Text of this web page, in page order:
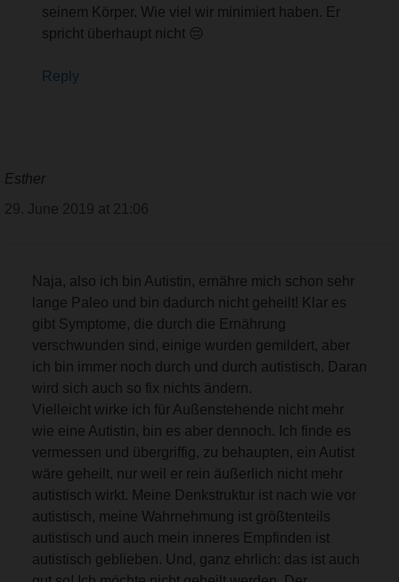
seinem Körper. Wie viel wir minimiert haben. Er
spricht überhaupt nicht 😔
Reply
Esther
29. June 2019 at 21:06
Naja, also ich bin Autistin, ernähre mich schon sehr
lange Paleo und bin dadurch nicht geheilt! Klar es
gibt Symptome, die durch die Ernährung
verschwunden sind, einige wurden gemildert, aber
ich bin immer noch durch und durch autistisch. Daran
wird sich auch so fix nichts ändern.
Vielleicht wirke ich für Außenstehende nicht mehr
wie eine Autistin, bin es aber dennoch. Ich finde es
vermessen und übergriffig, zu behaupten, ein Autist
wäre geheilt, nur weil er rein äußerlich nicht mehr
autistisch wirkt. Meine Denkstruktur ist nach wie vor
autistisch, meine Wahrnehmung ist größtenteils
autistisch und auch mein inneres Empfinden ist
autistisch geblieben. Und, ganz ehrlich: das ist auch